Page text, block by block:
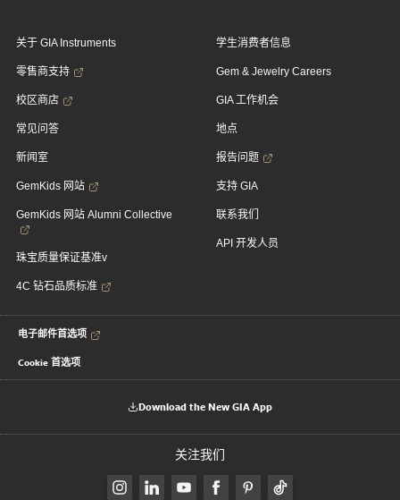
关于 GIA Instruments
零售商支持
校区商店
常见问答
新闻室
GemKids 网站
GemKids 网站 Alumni Collective
珠宝质量保证基准v
4C 钻石品质标准
学生消费者信息
Gem & Jewelry Careers
GIA 工作机会
地点
报告问题
支持 GIA
联系我们
API 开发人员
电子邮件首选项
Cookie 首选项
Download the New GIA App
关注我们